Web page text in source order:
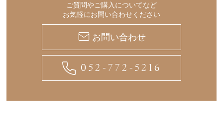
ご質問やご購入についてなど
お気軽にお問い合わせください
お問い合わせ
052-772-5216